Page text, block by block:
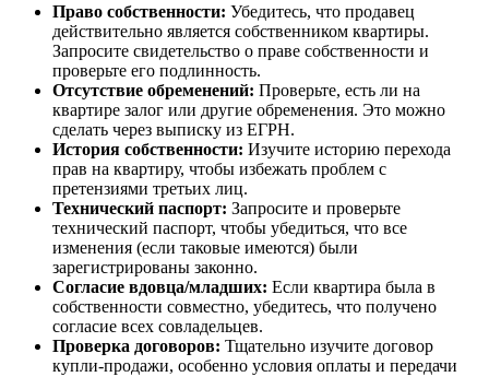
Право собственности: Убедитесь, что продавец
действительно является собственником квартиры.
Запросите свидетельство о праве собственности и
проверьте его подлинность.
Отсутствие обременений: Проверьте, есть ли на
квартире залог или другие обременения. Это можно
сделать через выписку из ЕГРН.
История собственности: Изучите историю перехода
прав на квартиру, чтобы избежать проблем с
претензиями третьих лиц.
Технический паспорт: Запросите и проверьте
технический паспорт, чтобы убедиться, что все
изменения (если таковые имеются) были
зарегистрированы законно.
Согласие вдовца/младших: Если квартира была в
собственности совместно, убедитесь, что получено
согласие всех совладельцев.
Проверка договоров: Тщательно изучите договор
купли-продажи, особенно условия оплаты и передачи